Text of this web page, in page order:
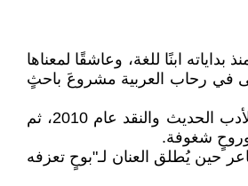
أعماق بابل، ويهجع الحرف على ضفاف الفرات، وُلد وسام حسين جاسم محمد العبيدي، عام 1982، ليكون منذ بداياته ابنًا للغة، وعاشقًا لمعناها
في رحاب العربية مشروعَ باحثٍ
حصل العبيدي على شهادة البكالوريوس عام 2004، ولم يتوقف طموحه عندها، بل سار في طريق الدرس الأكاديمي ليحصل على الماجستير في الأدب الحديث والنقد عام 2010، ثم
حين يُطلق العنان لـ"بوحٍ تعزفه